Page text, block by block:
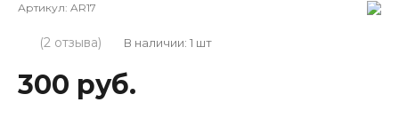
Артикул: AR17
(2 отзыва) В наличии: 1 шт
300 руб.